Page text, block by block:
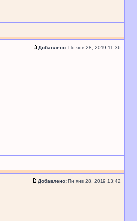
Добавлено: Пн янв 28, 2019 11:36
Добавлено: Пн янв 28, 2019 13:42